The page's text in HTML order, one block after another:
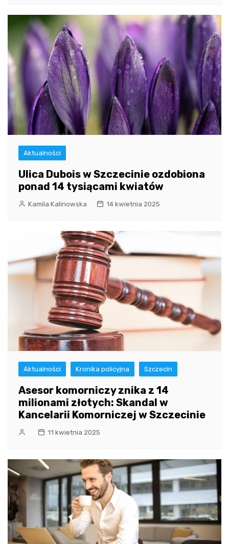
Aktualności
Ulica Dubois w Szczecinie ozdobiona
ponad 14 tysiącami kwiatów
Kamila Kalinowska 14 kwietnia 2025
Aktualności Kronika policyjna Szczecin
Asesor komorniczy znika z 14
milionami złotych: Skandal w
Kancelarii Komorniczej w Szczecinie
11 kwietnia 2025